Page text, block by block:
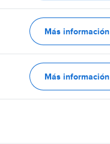
Más información
Más información